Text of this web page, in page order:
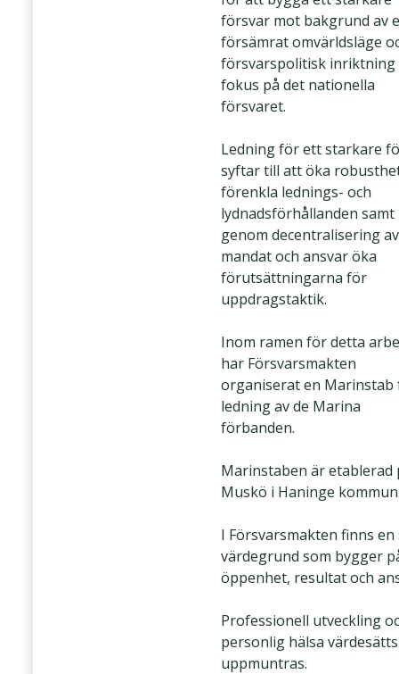
försvar mot bakgrund av
försämrat omvärldsläge
försvarspolitisk inriktning
fokus på det nationella
försvaret.
Ledning för ett starkare
syftar till att öka
förenkla lednings- och
lydnadsförhållanden samt
genom decentralisering av
mandat och ansvar öka
förutsättningarna för
uppdragstaktik.
Inom ramen för detta
har Försvarsmakten
organiserat en Marinstab
ledning av de Marina
förbanden.
Marinstaben är etablerad
Muskö i Haninge
I Försvarsmakten finns
värdegrund som bygger
öppenhet, resultat och
Professionell utveckling
personlig hälsa
uppmuntras.